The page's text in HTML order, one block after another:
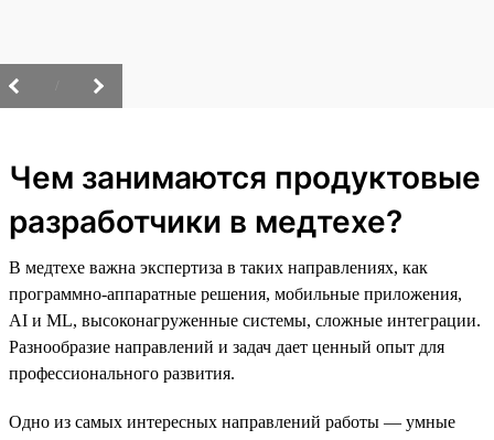
Чем занимаются продуктовые
разработчики в медтехе?
В медтехе важна экспертиза в таких направлениях, как
программно-аппаратные решения, мобильные приложения,
AI и ML, высоконагруженные системы, сложные интеграции.
Разнообразие направлений и задач дает ценный опыт для
профессионального развития.
Одно из самых интересных направлений работы — умные